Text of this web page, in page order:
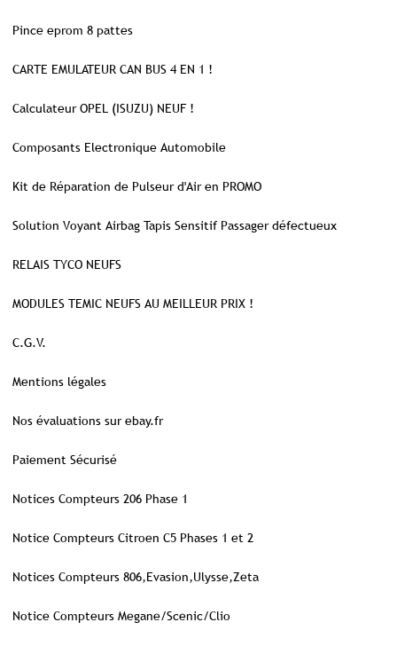
Pince eprom 8 pattes
CARTE EMULATEUR CAN BUS 4 EN 1 !
Calculateur OPEL (ISUZU) NEUF !
Composants Electronique Automobile
Kit de Réparation de Pulseur d'Air en PROMO
Solution Voyant Airbag Tapis Sensitif Passager défectueux
RELAIS TYCO NEUFS
MODULES TEMIC NEUFS AU MEILLEUR PRIX !
C.G.V.
Mentions légales
Nos évaluations sur ebay.fr
Paiement Sécurisé
Notices Compteurs 206 Phase 1
Notice Compteurs Citroen C5 Phases 1 et 2
Notices Compteurs 806,Evasion,Ulysse,Zeta
Notice Compteurs Megane/Scenic/Clio